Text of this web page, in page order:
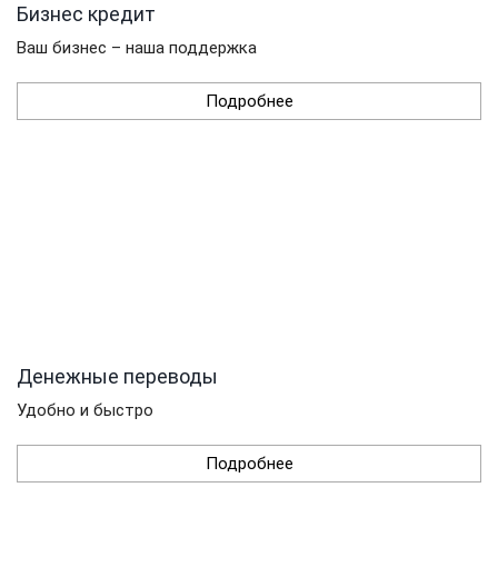
Бизнес кредит
Ваш бизнес – наша поддержка
Подробнее
Денежные переводы
Удобно и быстро
Подробнее